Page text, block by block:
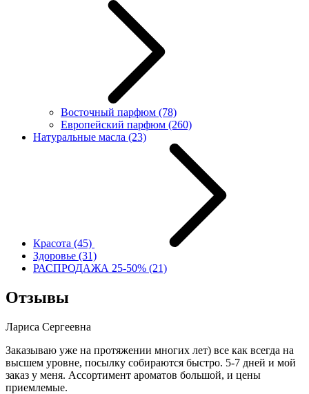
Восточный парфюм (78)
Европейский парфюм (260)
Натуральные масла (23)
Красота (45)
Здоровье (31)
РАСПРОДАЖА 25-50% (21)
Отзывы
Лариса Сергеевна
Заказываю уже на протяжении многих лет) все как всегда на
высшем уровне, посылку собираются быстро. 5-7 дней и мой
заказ у меня. Ассортимент ароматов большой, и цены
приемлемые.